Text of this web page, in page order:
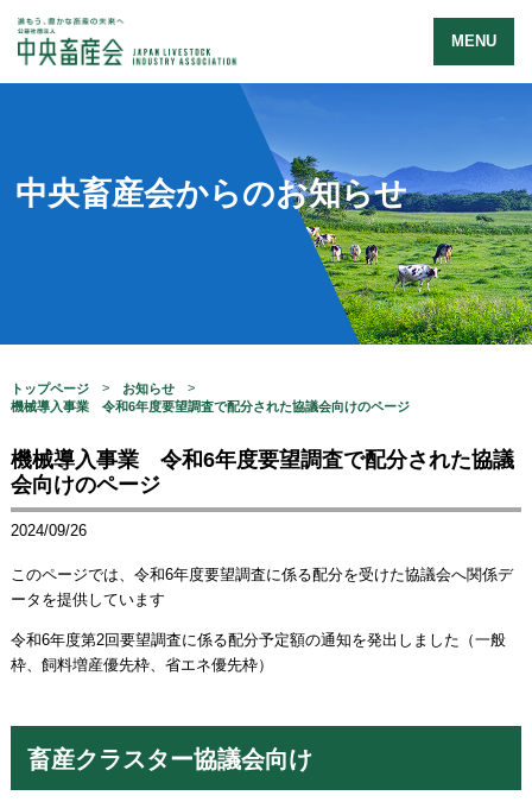
MENU
中央畜産会からのお知らせ
トップページ
お知らせ
機械導入事業 令和6年度要望調査で配分された協議会向けのページ
機械導入事業 令和6年度要望調査で配分された協議
会向けのページ
2024/09/26
このページでは、令和6年度要望調査に係る配分を受けた協議会へ関係デ
ータを提供しています
令和6年度第2回要望調査に係る配分予定額の通知を発出しました（一般
枠、飼料増産優先枠、省エネ優先枠）
畜産クラスター協議会向け